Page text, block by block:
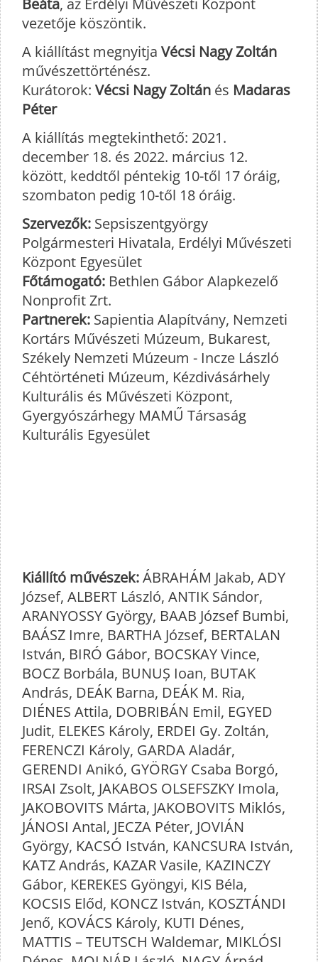
vezetője köszöntik.
A kiállítást megnyitja Vécsi Nagy Zoltán
művészettörténész.
Kurátorok: Vécsi Nagy Zoltán és Madaras
Péter
A kiállítás megtekinthető: 2021.
december 18. és 2022. március 12.
között, keddtől péntekig 10-től 17 óráig,
szombaton pedig 10-től 18 óráig.
Szervezők: Sepsiszentgyörgy
Polgármesteri Hivatala, Erdélyi Művészeti
Központ Egyesület
Főtámogató: Bethlen Gábor Alapkezelő
Nonprofit Zrt.
Partnerek: Sapientia Alapítvány, Nemzeti
Kortárs Művészeti Múzeum, Bukarest,
Székely Nemzeti Múzeum - Incze László
Céhtörténeti Múzeum, Kézdivásárhely
Kulturális és Művészeti Központ,
Gyergyószárhegy MAMŰ Társaság
Kulturális Egyesület
Kiállító művészek:ÁBRAHÁM Jakab, ADY
József, ALBERT László, ANTIK Sándor,
ARANYOSSY György, BAAB József Bumbi,
BAÁSZ Imre, BARTHA József, BERTALAN
István, BIRÓ Gábor, BOCSKAY Vince,
BOCZ Borbála, BUNUȘ Ioan, BUTAK
András, DEÁK Barna, DEÁK M. Ria,
DIÉNES Attila, DOBRIBÁN Emil, EGYED
Judit, ELEKES Károly, ERDEI Gy. Zoltán,
FERENCZI Károly, GARDA Aladár,
GERENDI Anikó, GYÖRGY Csaba Borgó,
IRSAI Zsolt, JAKABOS OLSEFSZKY Imola,
JAKOBOVITS Márta, JAKOBOVITS Miklós,
JÁNOSI Antal, JECZA Péter, JOVIÁN
György, KACSÓ István, KANCSURA István,
KATZ András, KAZAR Vasile, KAZINCZY
Gábor, KEREKES Gyöngyi, KIS Béla,
KOCSIS Előd, KONCZ István, KOSZTÁNDI
Jenő, KOVÁCS Károly, KUTI Dénes,
MATTIS – TEUTSCH Waldemar, MIKLÓSI